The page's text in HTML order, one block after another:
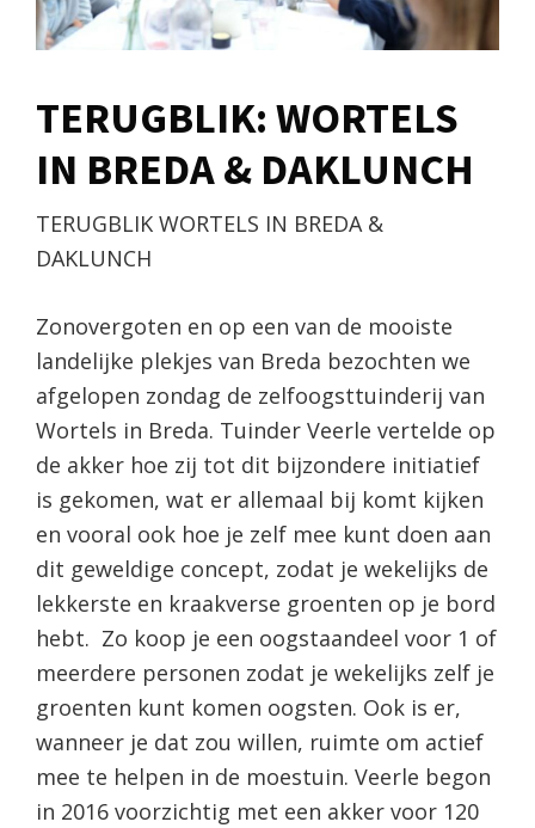
TERUGBLIK: WORTELS
IN BREDA & DAKLUNCH
TERUGBLIK WORTELS IN BREDA &
DAKLUNCH
Zonovergoten en op een van de mooiste
landelijke plekjes van Breda bezochten we
afgelopen zondag de zelfoogsttuinderij van
Wortels in Breda. Tuinder Veerle vertelde op
de akker hoe zij tot dit bijzondere initiatief
is gekomen, wat er allemaal bij komt kijken
en vooral ook hoe je zelf mee kunt doen aan
dit geweldige concept, zodat je wekelijks de
lekkerste en kraakverse groenten op je bord
hebt. Zo koop je een oogstaandeel voor 1 of
meerdere personen zodat je wekelijks zelf je
groenten kunt komen oogsten. Ook is er,
wanneer je dat zou willen, ruimte om actief
mee te helpen in de moestuin. Veerle begon
in 2016 voorzichtig met een akker voor 120